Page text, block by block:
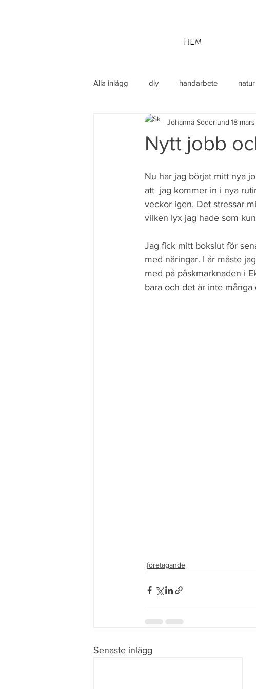
HEM
Alla inlägg diy handarbete natur
Din community Mat
Nytt jobb
Johanna Söderlund 18
Nu har jag börjat mitt nya
att  jag kommer in i nya
veckor igen. Det stressar
vilken lyx jag hade som
Jag fick mitt bokslut för
med näringar. I år måste
med på påskmarknaden i
bara och det är inte många
företagande
Senaste inlägg